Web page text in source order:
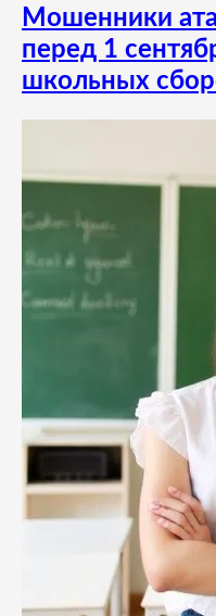
Мошенники
перед 1
школьных